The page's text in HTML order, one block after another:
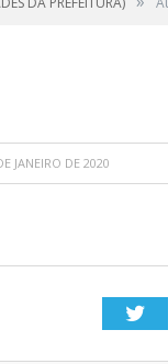
JANEIRO DE 2020